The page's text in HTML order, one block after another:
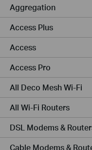
Aggregation
Access Plus
Access
Access Pro
All Deco Mesh Wi-Fi
All Wi-Fi Routers
DSL Modems &
Cable Modems &